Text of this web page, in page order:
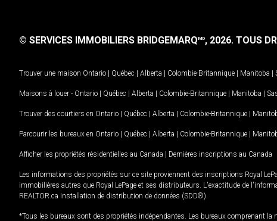
© SERVICES IMMOBILIERS BRIDGEMARQMD, 2026. TOUS
Trouver une maison Ontario | Québec | Alberta | Colombie-Britannique | Manitoba |
Maisons à louer - Ontario | Québec | Alberta | Colombie-Britannique | Manitoba |
Trouver des courtiers en Ontario | Québec | Alberta | Colombie-Britannique |
Parcourir les bureaux en Ontario | Québec | Alberta | Colombie-Britannique |
Afficher les propriétés résidentielles au Canada | Dernières inscriptions au Canada
Les informations des propriétés sur ce site proviennent des inscriptions Royal
immobilières autres que Royal LePage et ses distributeurs. L'exactitude de
REALTOR.ca Installation de distribution de données (SDD®).
*Tous les bureaux sont des propriétés indépendantes. Les bureaux comprenant la